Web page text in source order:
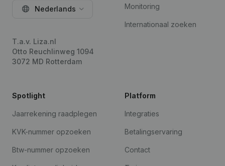
Nederlands
T.a.v. Liza.nl
Otto Reuchlinweg 1094
3072 MD Rotterdam
Monitoring
Internationaal zoeken
Spotlight
Jaarrekening raadplegen
KVK-nummer opzoeken
Btw-nummer opzoeken
Platform
Integraties
Betalingservaring
Contact